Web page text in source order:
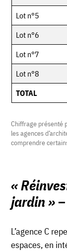
Lot n°5
Lot n°6
Lot n°7
Lot n°8
TOTAL
Chiffrage présenté
les agences
comprendre
«
jardin»
L’agence C
espaces, en